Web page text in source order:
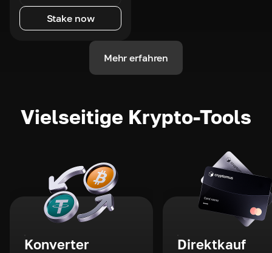
Stake now
Mehr erfahren
Vielseitige Krypto-Tools
Konverter Direktkauf